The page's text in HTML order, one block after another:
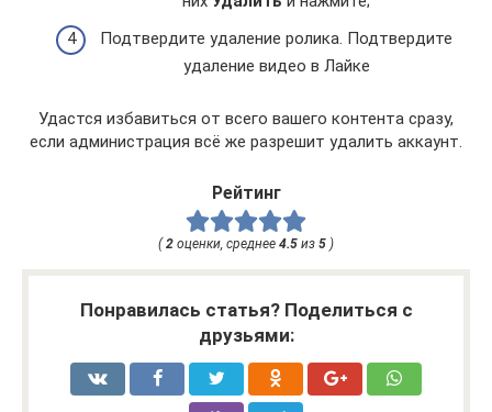
Подтвердите удаление ролика. Подтвердите
удаление видео в Лайке
Удастся избавиться от всего вашего контента сразу,
если администрация всё же разрешит удалить аккаунт.
Рейтинг
( 2 оценки, среднее 4.5 из 5 )
Понравилась статья? Поделиться с
друзьями: